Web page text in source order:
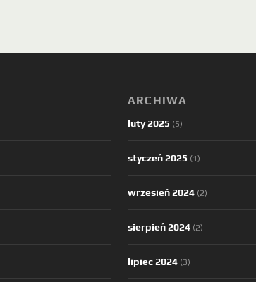
ARCHIWA
luty 2025 (5)
styczeń 2025 (1)
wrzesień 2024 (2)
sierpień 2024 (2)
lipiec 2024 (3)